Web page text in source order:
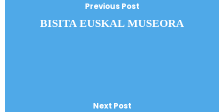
Previous Post
BISITA EUSKAL MUSEORA
Next Post